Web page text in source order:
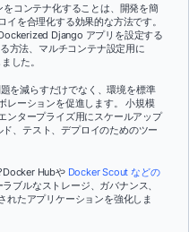
コンテナ化することは、開発を簡
を合理化する効果的な方法です。
Django アプリを設定する
方法、マルチコンテナ設定用に
した。
を減らすだけでなく、環境を標準
レーションを促進します。 小規模
ンタープライズ用にスケールアップ
、テスト、デプロイのためのツー
HubやDocker Scout などの
ブルなストレージ、ガバナンス、
れたアプリケーションを強化しま